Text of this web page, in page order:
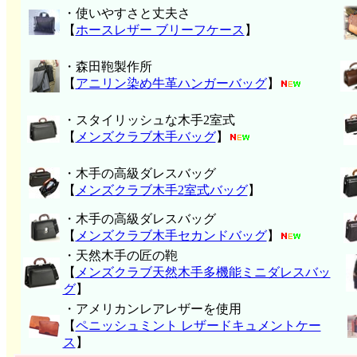
・使いやすさと丈夫さ
【 ホースレザー ブリーフケース 】
・森田鞄製作所
【 アニリン染め牛革ハンガーバッグ】
・スタイリッシュな木手2室式
【 メンズクラブ木手バッグ】
・木手の高級ダレスバッグ
【 メンズクラブ木手2室式バッグ】
・木手の高級ダレスバッグ
【 メンズクラブ木手セカンドバッグ】
・天然木手の匠の鞄
【 メンズクラブ天然木手多機能ミニダレスバッ
グ】
・アメリカンレアレザーを使用
【ペニッシュミント レザードキュメントケー
ス 】